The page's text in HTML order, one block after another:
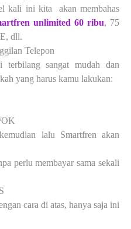
kali ini kita akan membahas
unlimited 60 ribu, 75
dll.
Telepon
sangat mudah dan
yang harus kamu lakukan:
OK
lalu Smartfren akan
perlu membayar sama sekali
cara di atas, hanya saja ini